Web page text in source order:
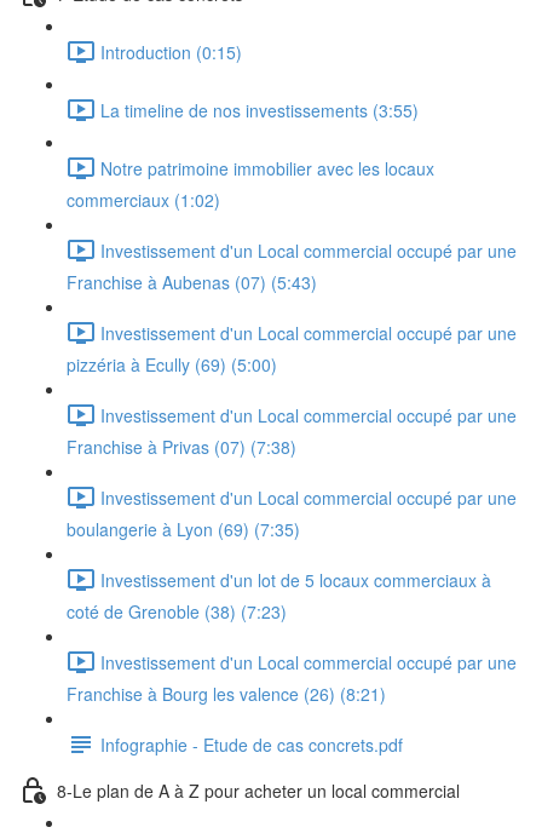
Introduction (0:15)
La timeline de nos investissements (3:55)
Notre patrimoine immobilier avec les locaux
commerciaux (1:02)
Investissement d'un Local commercial occupé par une
Franchise à Aubenas (07) (5:43)
Investissement d'un Local commercial occupé par une
pizzéria à Ecully (69) (5:00)
Investissement d'un Local commercial occupé par une
Franchise à Privas (07) (7:38)
Investissement d'un Local commercial occupé par une
boulangerie à Lyon (69) (7:35)
Investissement d'un lot de 5 locaux commerciaux à
coté de Grenoble (38) (7:23)
Investissement d'un Local commercial occupé par une
Franchise à Bourg les valence (26) (8:21)
Infographie - Etude de cas concrets.pdf
8-Le plan de A à Z pour acheter un local commercial